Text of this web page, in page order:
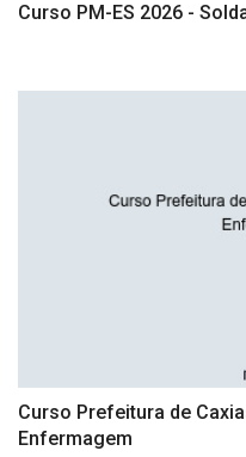
Curso PM-ES 2026 -
Curso Prefeitura de
Enfermagem